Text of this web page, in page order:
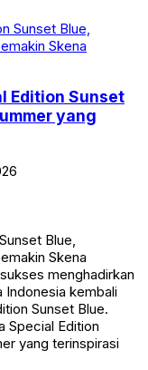
Edition Sunset
yang
Blue,
Skena
menghadirkan
Indonesia kembali
Sunset Blue.
Special Edition
yang terinspirasi